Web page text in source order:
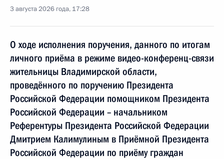
3 августа 2026 года, 17:28
О ходе исполнения поручения, данного по итогам
личного приёма в режиме видео-конференц-связи
жительницы Владимирской области,
проведённого по поручению Президента
Российской Федерации помощником Президента
Российской Федерации – начальником
Референтуры Президента Российской Федерации
Дмитрием Калимулиным в Приёмной Президента
Российской Федерации по приёму граждан